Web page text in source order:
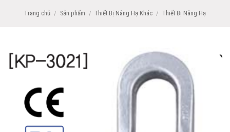
Trang chủ / Sản phẩm / Thiết Bị Nâng Hạ Khác / Thiết Bị Nâng Hạ